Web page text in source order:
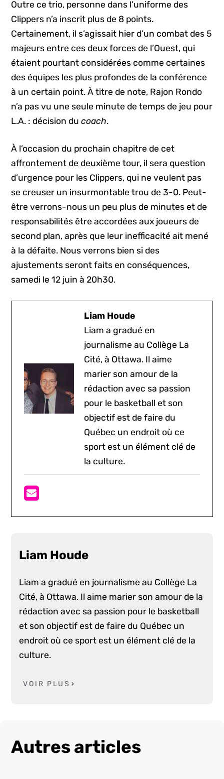
Outre ce trio, personne dans l’uniforme des
Clippers n’a inscrit plus de 8 points.
Certainement, il s’agissait hier d’un combat des 5
majeurs entre ces deux forces de l’Ouest, qui
étaient pourtant considérées comme certaines
des équipes les plus profondes de la conférence
à un certain point. À titre de note, Rajon Rondo
n’a pas vu une seule minute de temps de jeu pour
L.A. : décision ducoach.
À l’occasion du prochain chapitre de cet
affrontement de deuxième tour, il sera question
d’urgence pour les Clippers, qui ne veulent pas
se creuser un insurmontable trou de 3-0. Peut-
être verrons-nous un peu plus de minutes et de
responsabilités être accordées aux joueurs de
second plan, après que leur inefficacité ait mené
à la défaite. Nous verrons bien si des
ajustements seront faits en conséquences,
samedi le 12 juin à 20h30.
Liam Houde
Liam a gradué en
journalisme au Collège La
Cité, à Ottawa. Il aime
marier son amour de la
rédaction avec sa passion
pour le basketball et son
objectif est de faire du
Québec un endroit où ce
sport est un élément clé de
la culture.
Liam Houde
Liam a gradué en journalisme au Collège La
Cité, à Ottawa. Il aime marier son amour de la
rédaction avec sa passion pour le basketball
et son objectif est de faire du Québec un
endroit où ce sport est un élément clé de la
culture.
VOIR PLUS
Autres articles